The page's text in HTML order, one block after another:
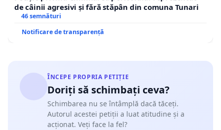
de câinii agresivi și fără stăpân din comuna Tunari
46 semnături
Notificare de transparență
ÎNCEPE PROPRIA PETIȚIE
Doriți să schimbați ceva?
Schimbarea nu se întâmplă dacă tăceți.
Autorul acestei petiții a luat atitudine și a
acționat. Veți face la fel?